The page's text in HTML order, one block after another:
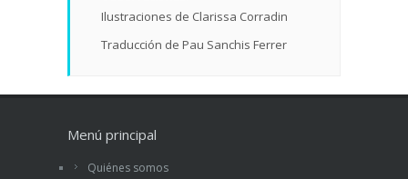
Ilustraciones de Clarissa Corradin
Traducción de Pau Sanchis Ferrer
Menú principal
Quiénes somos